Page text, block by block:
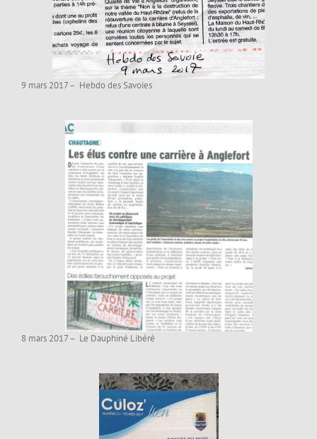
9 mars 2017 – Hebdo des Savoies
8 mars 2017 – Le Dauphiné Libéré